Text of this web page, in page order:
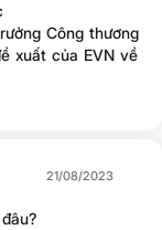
Công thương
xuất của EVN về
định.
21/08/2023